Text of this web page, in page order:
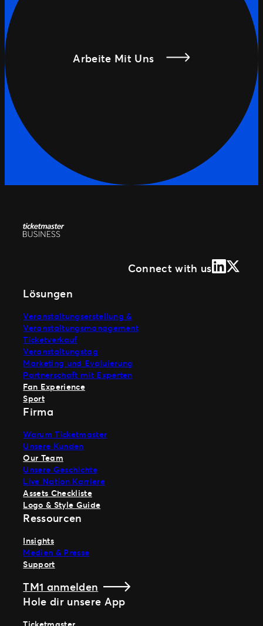
Arbeite Mit Uns
Connect with usLinkedIn
X
Lösungen
Veranstaltungserstellung &
Veranstaltungsmanagement
Ticketverkauf
Veranstaltungstag
Marketing und Evaluierung
Partnerschaft mit Experten
Fan Experience
Sport
Firma
Warum Ticketmaster
Unsere Kunden
Our Team
Unsere Geschichte
Live Nation Karriere
Assets Checkliste
Logo & Style Guide
Ressourcen
Insights
Medien & Presse
Support
TM1 anmelden
Hole dir unsere App
Ticketmaster